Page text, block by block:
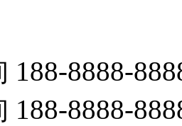
188-8888-
188-8888-